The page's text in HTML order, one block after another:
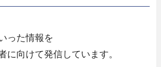
った情報を
に向けて発信しています。